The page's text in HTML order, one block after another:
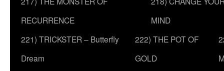
RECURRENCE
MIND
221) TRICKSTER – Butterfly
Dream
222) THE POT OF
GOLD